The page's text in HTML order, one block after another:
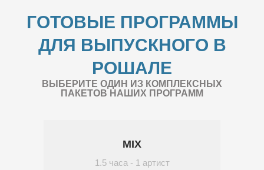
ГОТОВЫЕ ПРОГРАММЫ
ДЛЯ ВЫПУСКНОГО В
РОШАЛЕ
ВЫБЕРИТЕ ОДИН ИЗ КОМПЛЕКСНЫХ
ПАКЕТОВ НАШИХ ПРОГРАММ
MIX
1.5 часа - 1 артист